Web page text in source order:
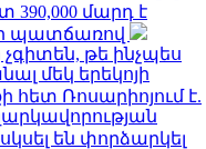
մարդ է
պատճառով
թե ինչպես
մեկ երեկոյի
հետ Ռոսարիոյում է.
են փորձարկել